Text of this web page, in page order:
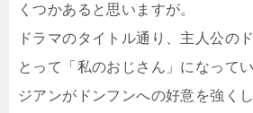
くつかあると思いますが。
ドラマのタイトル通り、主人公の
とって「私のおじさん」になって
ジアンがドンフンへの好意を強く